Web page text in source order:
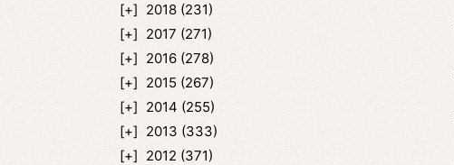
2018 (231)
2017 (271)
2016 (278)
2015 (267)
2014 (255)
2013 (333)
2012 (371)